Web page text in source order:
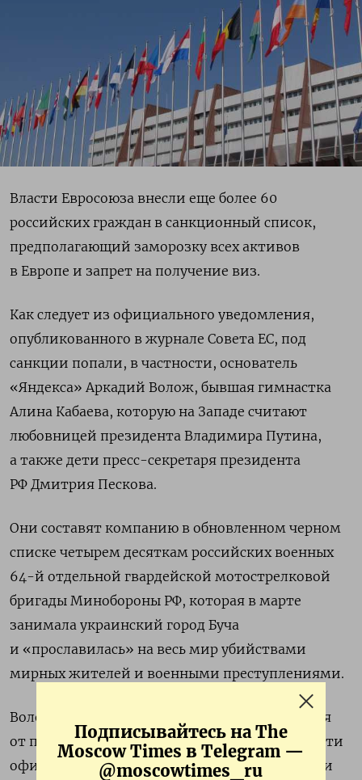
Подписывайтесь на The
Moscow Times в Telegram —
@moscowtimes_ru
Власти Евросоюза внесли еще более 60
российских граждан в санкционный список,
предполагающий заморозку всех активов
в Европе и запрет на получение виз.
Как следует из официального уведомления,
опубликованного в журнале Совета ЕС, под
санкции попали, в частности, основатель
«Яндекса» Аркадий Волож, бывшая гимнастка
Алина Кабаева, которую на Западе считают
любовницей президента Владимира Путина,
а также дети пресс-секретаря президента
РФ Дмитрия Пескова.
Они составят компанию в обновленном черном
списке четырем десяткам российских военных
64-й отдельной гвардейской мотострелковой
бригады Минобороны РФ, которая в марте
занимала украинский город Буча
и «прославилась» на весь мир убийствами
мирных жителей и военными преступлениями.
Волож, который стремился дистанцироваться
от политики Кремля и искал способы перевести
офис «Яндекса» в Израиль, попал под санкции